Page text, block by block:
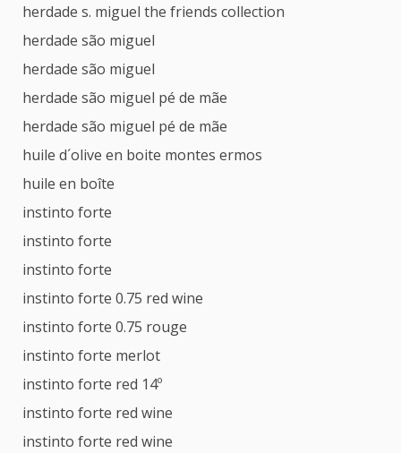
herdade s. miguel the friends collection
herdade são miguel
herdade são miguel
herdade são miguel pé de mãe
herdade são miguel pé de mãe
huile d´olive en boite montes ermos
huile en boîte
instinto forte
instinto forte
instinto forte
instinto forte 0.75 red wine
instinto forte 0.75 rouge
instinto forte merlot
instinto forte red 14º
instinto forte red wine
instinto forte red wine